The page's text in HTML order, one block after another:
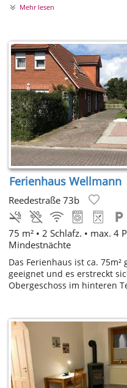
Mehr lesen
Ferienhaus Wellmann
Reedestraße 73b
75 m² • 2 Schlafz. • max. 4
Mindestnächte
Das Ferienhaus ist ca.
geeignet und es erstreckt
Obergeschoss im hinteren